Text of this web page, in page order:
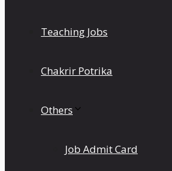
Teaching Jobs
Chakrir Potrika
Others
Job Admit Card